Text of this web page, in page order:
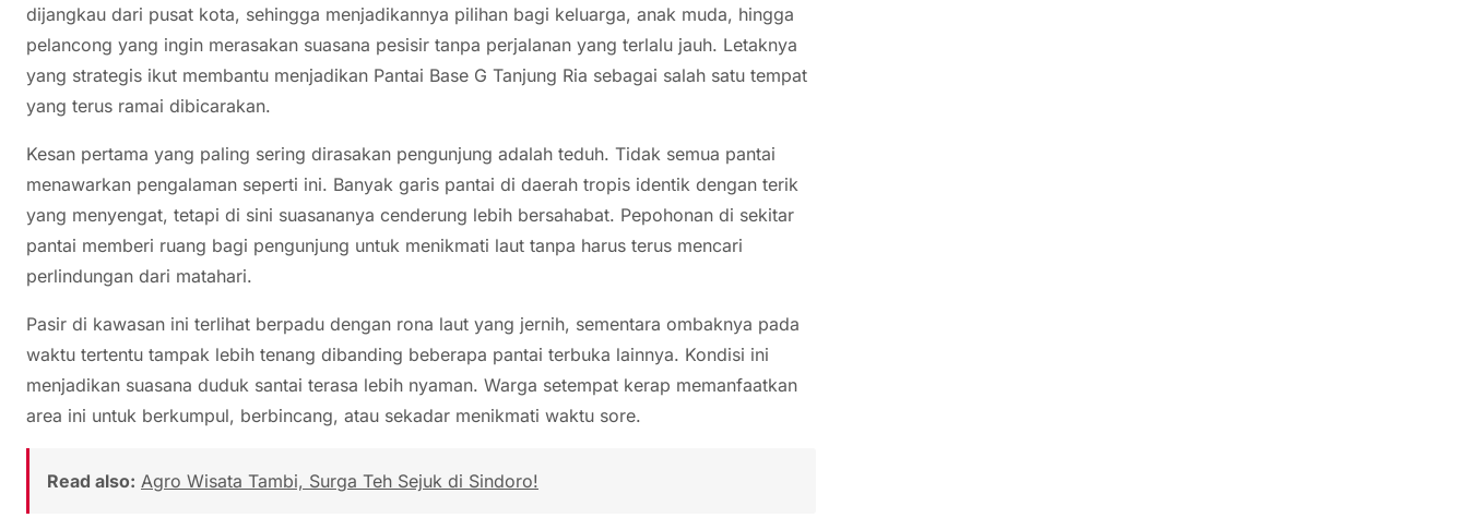
dijangkau dari pusat kota, sehingga menjadikannya pilihan bagi keluarga, anak muda, hingga
pelancong yang ingin merasakan suasana pesisir tanpa perjalanan yang terlalu jauh. Letaknya
yang strategis ikut membantu menjadikan Pantai Base G Tanjung Ria sebagai salah satu tempat
yang terus ramai dibicarakan.
Kesan pertama yang paling sering dirasakan pengunjung adalah teduh. Tidak semua pantai
menawarkan pengalaman seperti ini. Banyak garis pantai di daerah tropis identik dengan terik
yang menyengat, tetapi di sini suasananya cenderung lebih bersahabat. Pepohonan di sekitar
pantai memberi ruang bagi pengunjung untuk menikmati laut tanpa harus terus mencari
perlindungan dari matahari.
Pasir di kawasan ini terlihat berpadu dengan rona laut yang jernih, sementara ombaknya pada
waktu tertentu tampak lebih tenang dibanding beberapa pantai terbuka lainnya. Kondisi ini
menjadikan suasana duduk santai terasa lebih nyaman. Warga setempat kerap memanfaatkan
area ini untuk berkumpul, berbincang, atau sekadar menikmati waktu sore.
Read also: Agro Wisata Tambi, Surga Teh Sejuk di Sindoro!